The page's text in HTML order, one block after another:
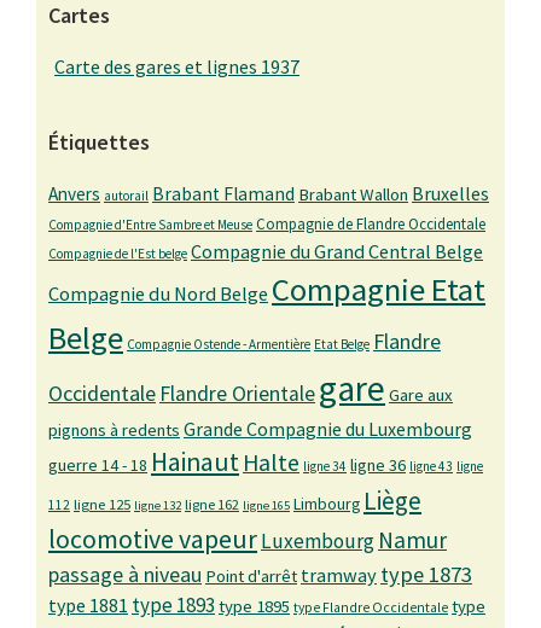
Cartes
Carte des gares et lignes 1937
Étiquettes
Anvers autorail Brabant Flamand Brabant Wallon Bruxelles
Compagnie d'Entre Sambre et Meuse Compagnie de Flandre Occidentale
Compagnie de l'Est belge Compagnie du Grand Central Belge
Compagnie du Nord Belge Compagnie Etat
Belge Compagnie Ostende - Armentière Etat Belge Flandre
Occidentale Flandre Orientalegare Gare aux
pignons à redents Grande Compagnie du Luxembourg
guerre 14 - 18 Hainaut Halte ligne 34 ligne 36 ligne 43 ligne
112 ligne 125 ligne 132 ligne 162 ligne 165 Limbourg Liège
locomotive vapeurLuxembourg Namur
passage à niveau Point d'arrêt tramway type 1873
type 1881 type 1893 type 1895 type Flandre Occidentale type